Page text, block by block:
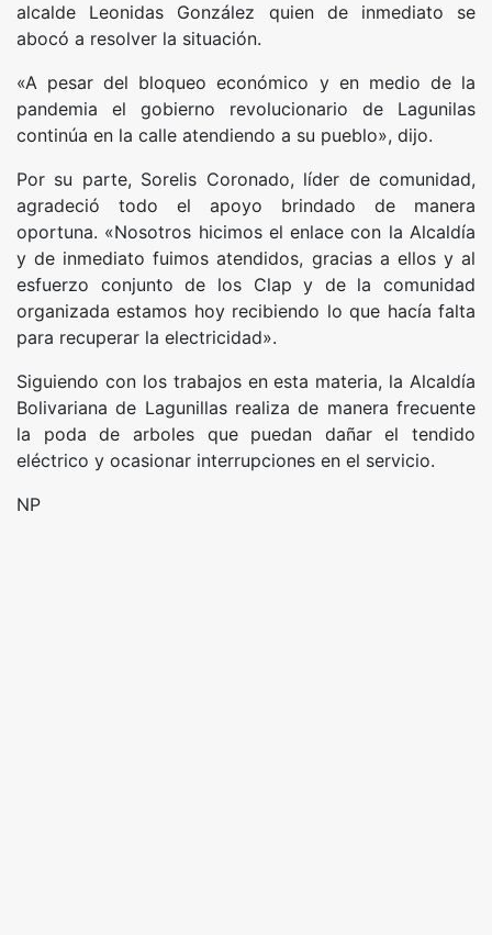
alcalde Leonidas González quien de inmediato se
abocó a resolver la situación.
«A pesar del bloqueo económico y en medio de la
pandemia el gobierno revolucionario de Lagunilas
continúa en la calle atendiendo a su pueblo», dijo.
Por su parte, Sorelis Coronado, líder de comunidad,
agradeció todo el apoyo brindado de manera
oportuna. «Nosotros hicimos el enlace con la Alcaldía
y de inmediato fuimos atendidos, gracias a ellos y al
esfuerzo conjunto de los Clap y de la comunidad
organizada estamos hoy recibiendo lo que hacía falta
para recuperar la electricidad».
Siguiendo con los trabajos en esta materia, la Alcaldía
Bolivariana de Lagunillas realiza de manera frecuente
la poda de arboles que puedan dañar el tendido
eléctrico y ocasionar interrupciones en el servicio.
NP